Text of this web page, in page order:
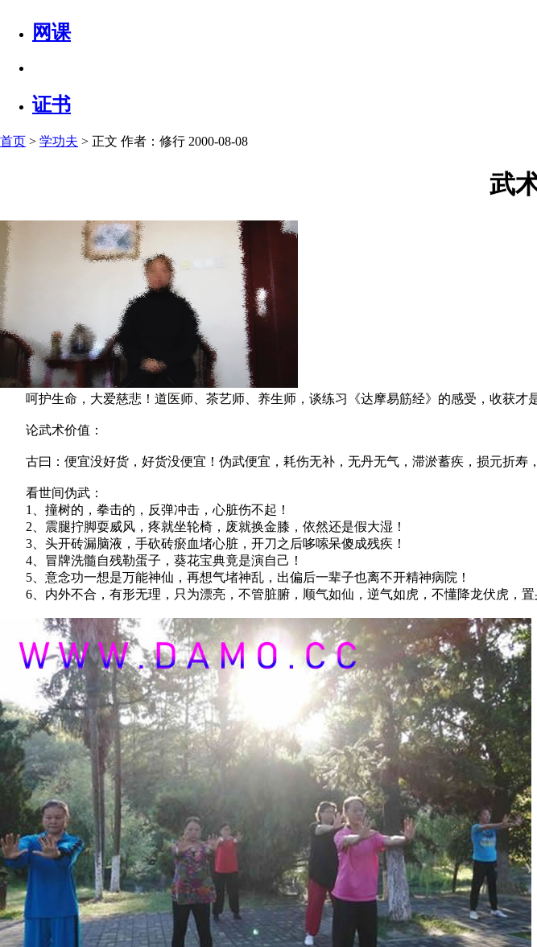
网课
证书
首页 > 学功夫 > 正文 作者：修行 2000-08-08
武
呵护生命，大爱慈悲！道医师、茶艺师、养生师，谈练习《达摩易筋经》的感受，收获才
论武术价值：
古曰：便宜没好货，好货没便宜！伪武便宜，耗伤无补，无丹无气，滞淤蓄疾，损元折寿
看世间伪武：
1、撞树的，拳击的，反弹冲击，心脏伤不起！
2、震腿拧脚耍威风，疼就坐轮椅，废就换金膝，依然还是假大湿！
3、头开砖漏脑液，手砍砖瘀血堵心脏，开刀之后哆嗦呆傻成残疾！
4、冒牌洗髓自残勒蛋子，葵花宝典竟是演自己！
5、意念功一想是万能神仙，再想气堵神乱，出偏后一辈子也离不开精神病院！
6、内外不合，有形无理，只为漂亮，不管脏腑，顺气如仙，逆气如虎，不懂降龙伏虎，置